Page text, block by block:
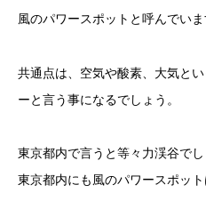
風のパワースポットと呼んでいま
共通点は、空気や酸素、大気と
ーと言う事になるでしょう。
東京都内で言うと等々力渓谷で
東京都内にも風のパワースポッ